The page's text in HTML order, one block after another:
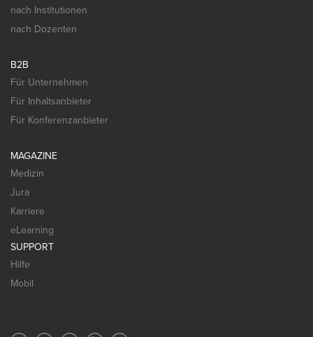
nach Institutionen
nach Dozenten
B2B
Für Unternehmen
Für Inhaltsanbieter
Für Konferenzanbieter
MAGAZINE
Medizin
Jura
Karriere
eLearning
SUPPORT
Hilfe
Mobil